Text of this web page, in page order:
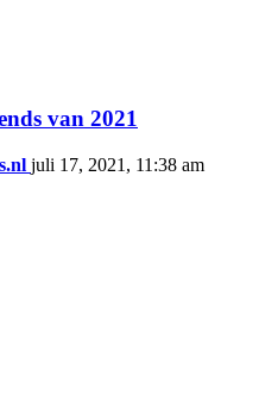
van 2021
juli 17, 2021, 11:38 am